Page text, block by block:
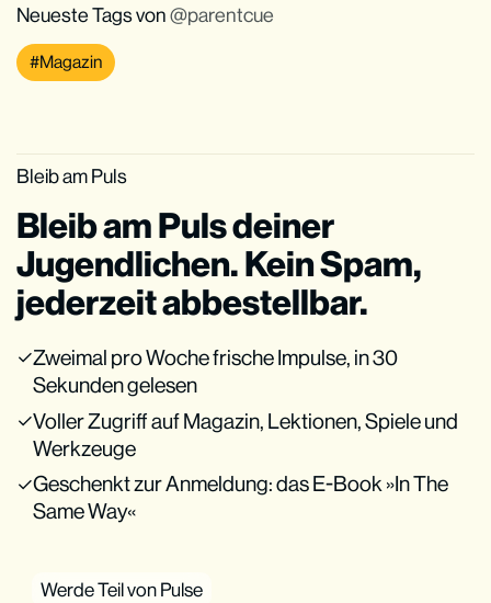
Neueste Tags von parentcue
Magazin
Bleib am Puls
Bleib am Puls deiner
Jugendlichen. Kein Spam,
jederzeit abbestellbar.
Zweimal pro Woche frische Impulse, in 30
Sekunden gelesen
Voller Zugriff auf Magazin, Lektionen, Spiele und
Werkzeuge
Geschenkt zur Anmeldung: das E-Book »In The
Same Way«
Werde Teil von Pulse